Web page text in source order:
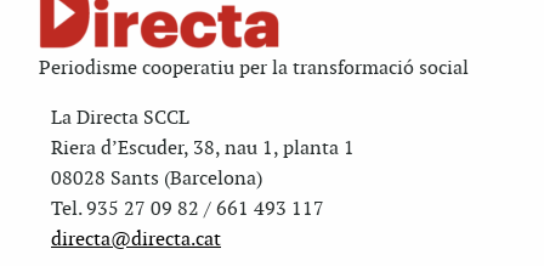
Periodisme cooperatiu per la transformació social
La Directa SCCL
Riera d’Escuder, 38, nau 1, planta 1
08028 Sants (Barcelona)
Tel. 935 27 09 82 / 661 493 117
directa@directa.cat